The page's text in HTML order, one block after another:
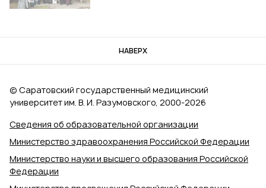
НАВЕРХ
Сведения об образовательной организации
Министерство здравоохранения Российской Федерации
Министерство науки и высшего образования Российской
Федерации
© Саратовский государственный медицинский
университет им. В. И. Разумовского, 2000‑2026